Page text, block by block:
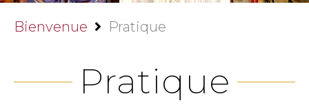
Bienvenue Pratique
Pratique